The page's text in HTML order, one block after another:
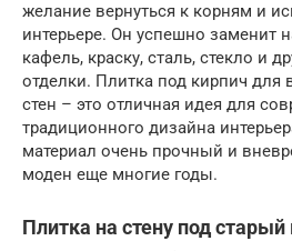
желание вернуться к корням и
интерьере. Он успешно заменит
кафель, краску, сталь, стекло и
отделки. Плитка под кирпич для
стен – это отличная идея для
традиционного дизайна
материал очень прочный и
моден еще многие годы.
Плитка на стену под старый